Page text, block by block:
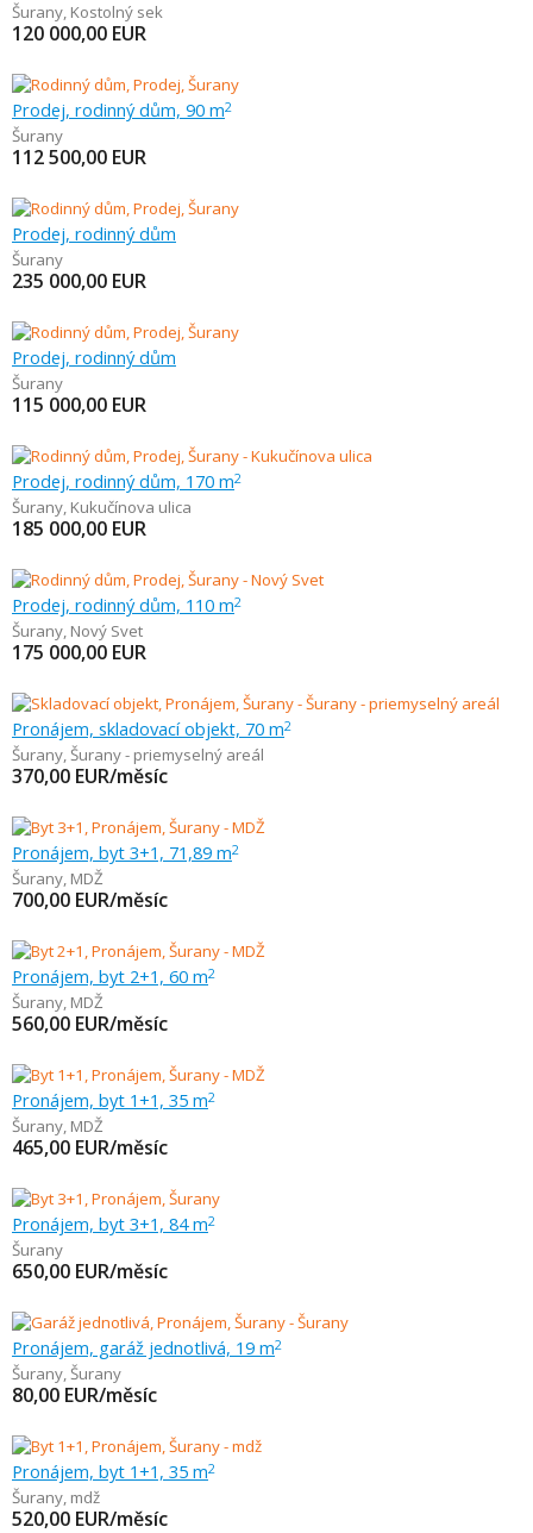
Šurany, Kostolný sek
120 000,00 EUR
Prodej, rodinný dům, 90 m2
Šurany
112 500,00 EUR
Prodej, rodinný dům
Šurany
235 000,00 EUR
Prodej, rodinný dům
Šurany
115 000,00 EUR
Prodej, rodinný dům, 170 m2
Šurany, Kukučínova ulica
185 000,00 EUR
Prodej, rodinný dům, 110 m2
Šurany, Nový Svet
175 000,00 EUR
Pronájem, skladovací objekt, 70 m2
Šurany,Šurany - priemyselný areál
370,00 EUR/měsíc
Pronájem, byt 3+1, 71,89 m2
Šurany, MDŽ
700,00 EUR/měsíc
Pronájem, byt 2+1, 60 m2
Šurany, MDŽ
560,00 EUR/měsíc
Pronájem, byt 1+1, 35 m2
Šurany, MDŽ
465,00 EUR/měsíc
Pronájem, byt 3+1, 84 m2
Šurany
650,00 EUR/měsíc
Pronájem, garáž jednotlivá, 19 m2
Šurany,Šurany
80,00 EUR/měsíc
Pronájem, byt 1+1, 35 m2
Šurany, mdž
520,00 EUR/měsíc